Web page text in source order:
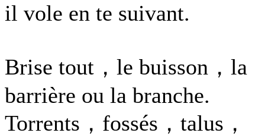
il vole en te suivant.
Brise tout，le buisson，la
barrière ou la branche.
Torrents，fossés，talus，